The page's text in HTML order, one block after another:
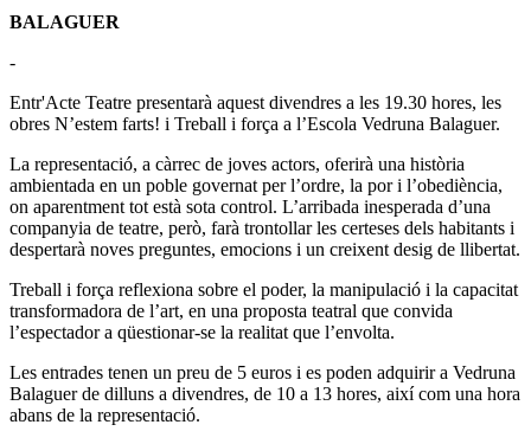
BALAGUER
-
Entr'Acte Teatre presentarà aquest divendres a les 19.30 hores, les
obres N’estem farts! i Treball i força a l’Escola Vedruna Balaguer.
La representació, a càrrec de joves actors, oferirà una història
ambientada en un poble governat per l’ordre, la por i l’obediència,
on aparentment tot està sota control. L’arribada inesperada d’una
companyia de teatre, però, farà trontollar les certeses dels habitants i
despertarà noves preguntes, emocions i un creixent desig de llibertat.
Treball i força reflexiona sobre el poder, la manipulació i la capacitat
transformadora de l’art, en una proposta teatral que convida
l’espectador a qüestionar-se la realitat que l’envolta.
Les entrades tenen un preu de 5 euros i es poden adquirir a Vedruna
Balaguer de dilluns a divendres, de 10 a 13 hores, així com una hora
abans de la representació.